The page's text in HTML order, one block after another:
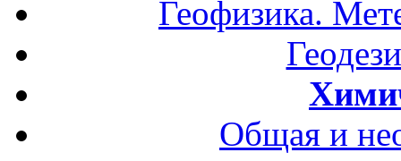
Геофизика.
Общая и